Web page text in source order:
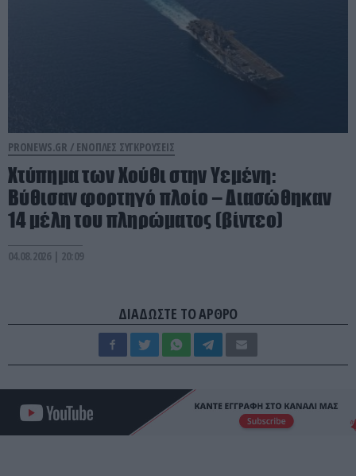
PRONEWS.GR / ΕΝΟΠΛΕΣ ΣΥΓΚΡΟΥΣΕΙΣ
Χτύπημα των Χούθι στην Υεμένη:
Βύθισαν φορτηγό πλοίο – Διασώθηκαν
14 μέλη του πληρώματος (βίντεο)
04.08.2026 | 20:09
ΔΙΑΔΩΣΤΕ ΤΟ ΑΡΘΡΟ